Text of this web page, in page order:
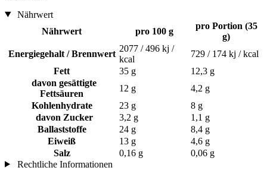
Nährwert
Nährwert
pro 100 g
pro Portion (35
g)
Energiegehalt / Brennwert
2077 / 496 kj /
kcal
729 / 174 kj / kcal
Fett
35 g
12,3 g
davon gesättigte
Fettsäuren
12 g
4,2 g
Kohlenhydrate
23 g
8 g
davon Zucker
3,2 g
1,1 g
Ballaststoffe
24 g
8,4 g
Eiweiß
13 g
4,6 g
Salz
0,16 g
0,06 g
Rechtliche Informationen